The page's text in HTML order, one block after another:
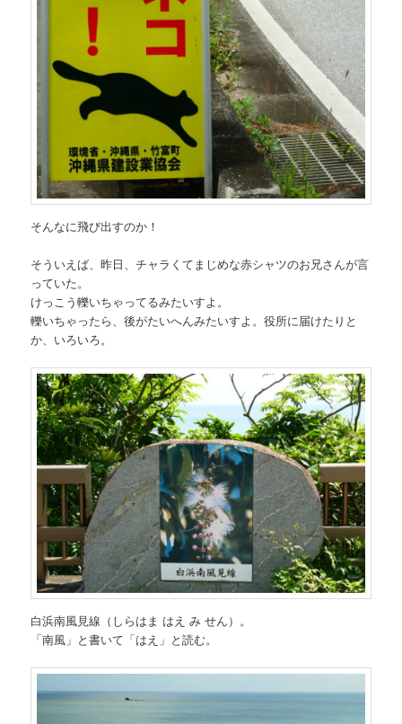
そんなに飛び出すのか！
そういえば、昨日、チャラくてまじめな赤シャツのお兄さんが言
っていた。
けっこう轢いちゃってるみたいすよ。
轢いちゃったら、後がたいへんみたいすよ。役所に届けたりと
か、いろいろ。
白浜南風見線（しらはま はえ み せん）。
「南風」と書いて「はえ」と読む。